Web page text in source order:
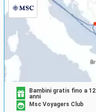
Bambini gratis fino a 12
anni
Msc Voyagers Club